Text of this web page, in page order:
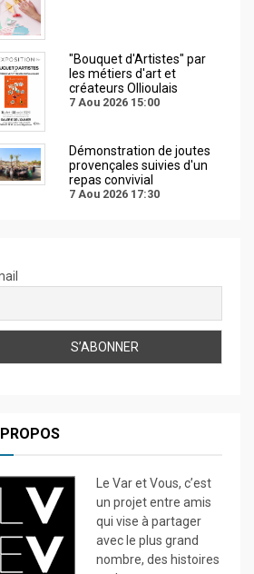
"Bouquet d'Artistes" par
les métiers d'art et
créateurs Ollioulais
7 Aou 2026 15:00
Démonstration de joutes
provençales suivies d'un
repas convivial
7 Aou 2026 17:30
Le Var et Vous, c’est
un projet entre amis
qui vise à partager
avec le plus grand
nombre, des histoires